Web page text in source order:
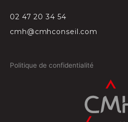
02 47 20 34 54
cmh@cmhconseil.com
Politique de confidentialité